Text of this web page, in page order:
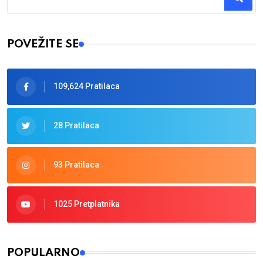
Type 2 or more characters for results.
POVEŽITE SE
109,624 Pratilaca
28 Pratilaca
93 Pratilaca
1025 Pretplatnika
POPULARNO